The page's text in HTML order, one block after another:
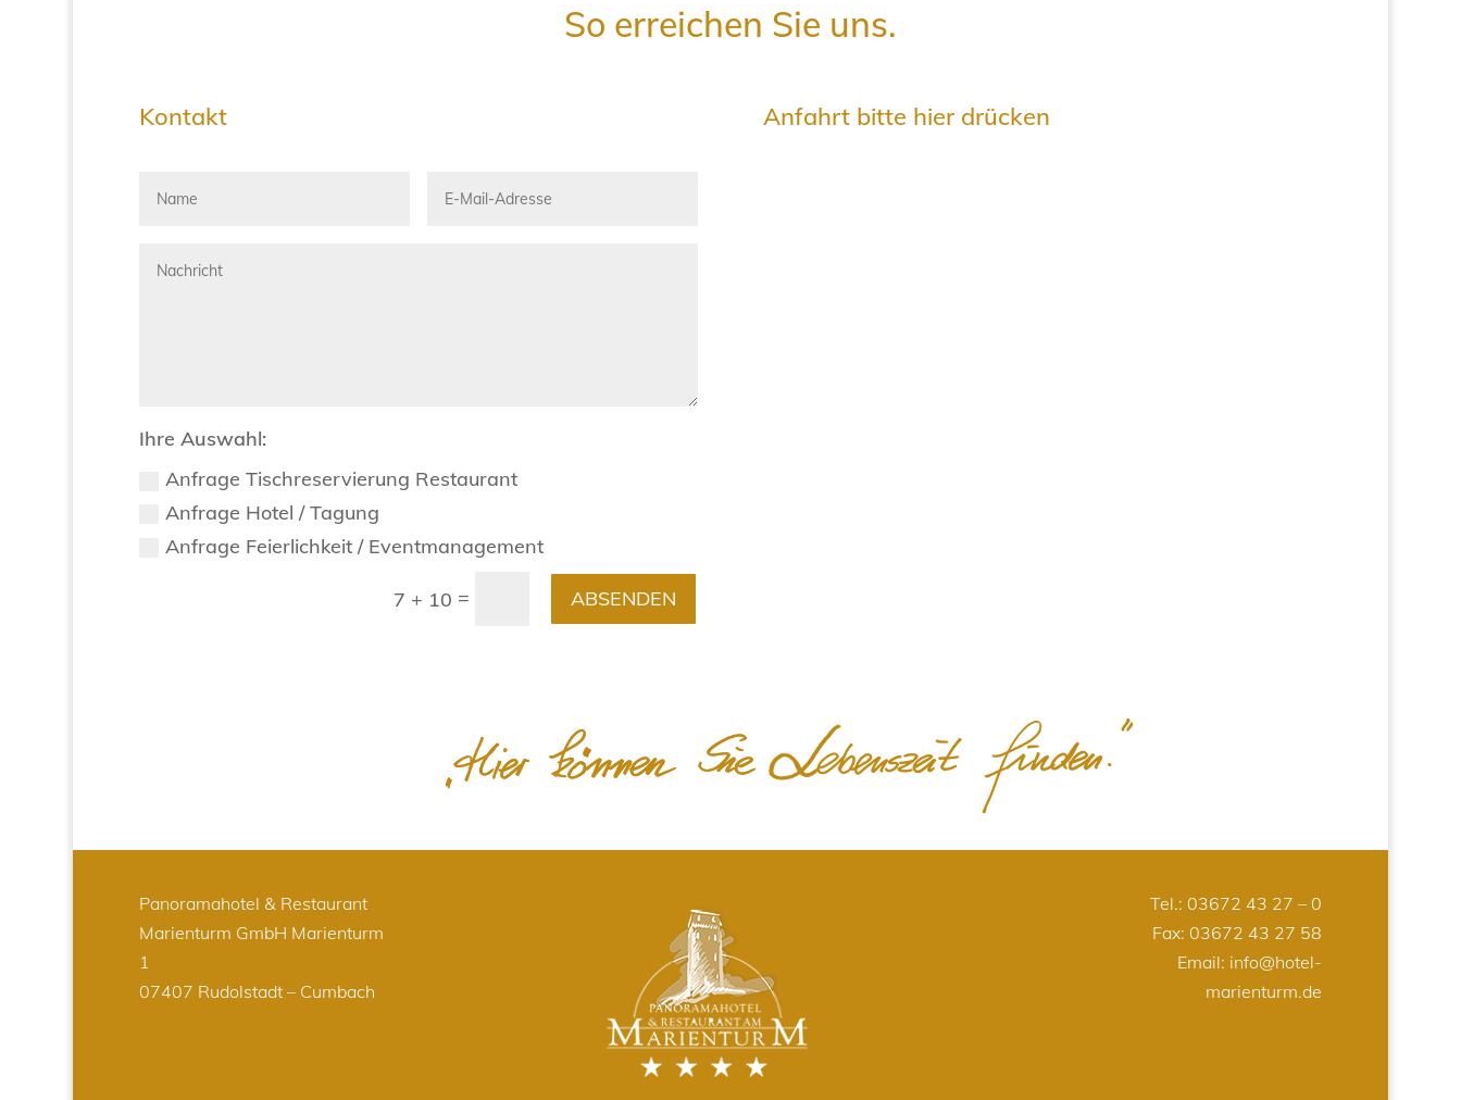
So erreichen Sie uns.
Kontakt
Ihre Auswahl:
Anfrage Tischreservierung Restaurant
Anfrage Hotel / Tagung
Anfrage Feierlichkeit / Eventmanagement
7 + 10 = ABSENDEN
Anfahrt bitte hier drücken
Panoramahotel & Restaurant
Marienturm GmbH Marienturm
1
07407 Rudolstadt – Cumbach
Tel.: 03672 43 27 – 0
Fax: 03672 43 27 58
Email: info@hotel-
marienturm.de